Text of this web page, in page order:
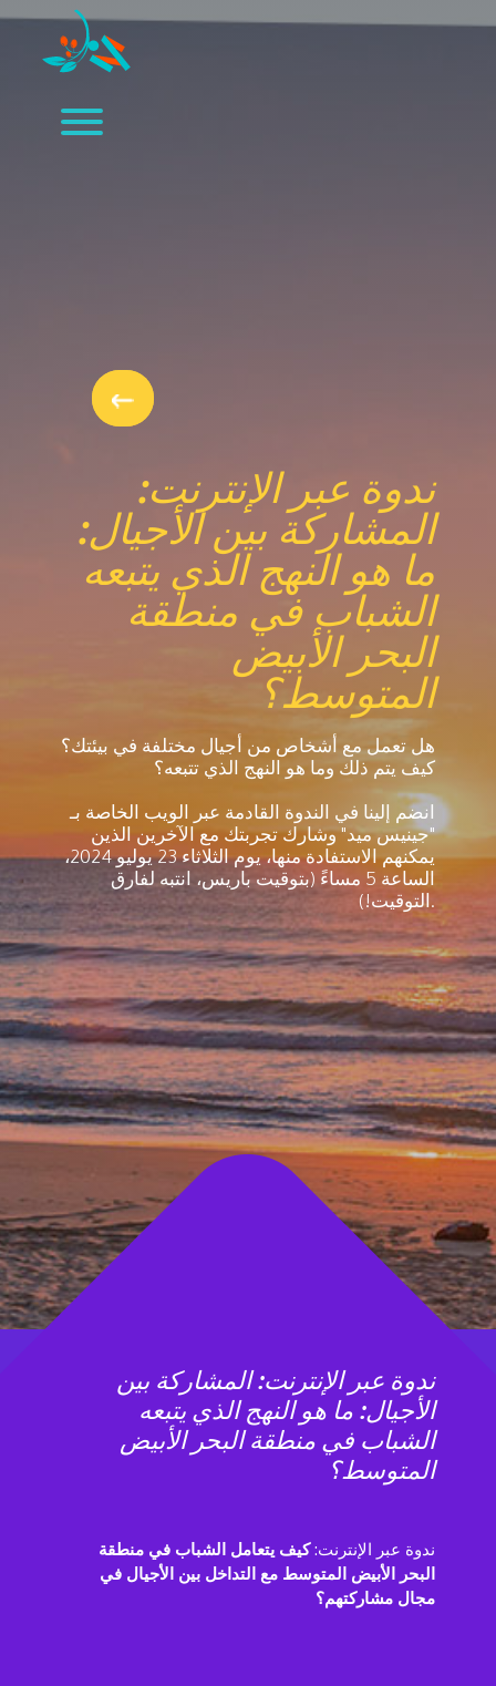
ندوة عبر الإنترنت:
المشاركة بين الأجيال:
ما هو النهج الذي يتبعه
الشباب في منطقة
البحر الأبيض
المتوسط؟
هل تعمل مع أشخاص من أجيال مختلفة في بيئتك؟
كيف يتم ذلك وما هو النهج الذي تتبعه؟
انضم إلينا في الندوة القادمة عبر الويب الخاصة بـ
"جينيس ميد" وشارك تجربتك مع الآخرين الذين
يمكنهم الاستفادة منها، يوم الثلاثاء 23 يوليو 2024،
الساعة 5 مساءً (بتوقيت باريس، انتبه لفارق
التوقيت!).
ندوة عبر الإنترنت: المشاركة بين
الأجيال: ما هو النهج الذي يتبعه
الشباب في منطقة البحر الأبيض
المتوسط؟
ندوة عبر الإنترنت:كيف يتعامل الشباب في منطقة
البحر الأبيض المتوسط مع التداخل بين الأجيال في
مجال مشاركتهم؟